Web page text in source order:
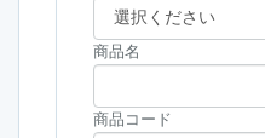
商品名
商品コード